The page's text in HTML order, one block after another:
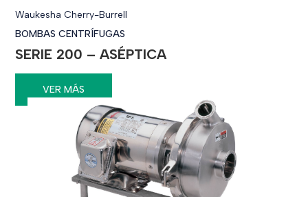
Waukesha Cherry-Burrell
BOMBAS CENTRÍFUGAS
SERIE 200 – ASÉPTICA
VER MÁS